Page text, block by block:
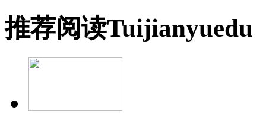
推荐阅读Tuijianyuedu